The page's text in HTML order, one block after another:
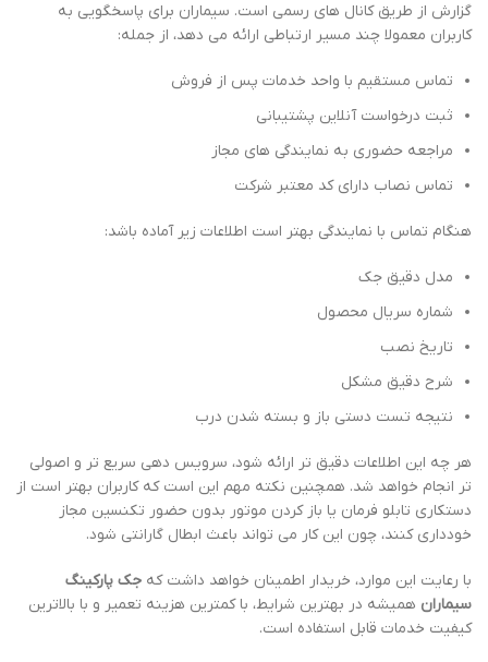
گزارش از طریق کانال های رسمی است. سیماران برای پاسخگویی به
کاربران معمولا چند مسیر ارتباطی ارائه می دهد، از جمله:
تماس مستقیم با واحد خدمات پس از فروش
ثبت درخواست آنلاین پشتیبانی
مراجعه حضوری به نمایندگی های مجاز
تماس نصاب دارای کد معتبر شرکت
هنگام تماس با نمایندگی بهتر است اطلاعات زیر آماده باشد:
مدل دقیق جک
شماره سریال محصول
تاریخ نصب
شرح دقیق مشکل
نتیجه تست دستی باز و بسته شدن درب
هر چه این اطلاعات دقیق تر ارائه شود، سرویس دهی سریع تر و اصولی
تر انجام خواهد شد. همچنین نکته مهم این است که کاربران بهتر است از
دستکاری تابلو فرمان یا باز کردن موتور بدون حضور تکنسین مجاز
خودداری کنند، چون این کار می تواند باعث ابطال گارانتی شود.
با رعایت این موارد، خریدار اطمینان خواهد داشت که جک پارکینگ
سیماران همیشه در بهترین شرایط، با کمترین هزینه تعمیر و با بالاترین
کیفیت خدمات قابل استفاده است.